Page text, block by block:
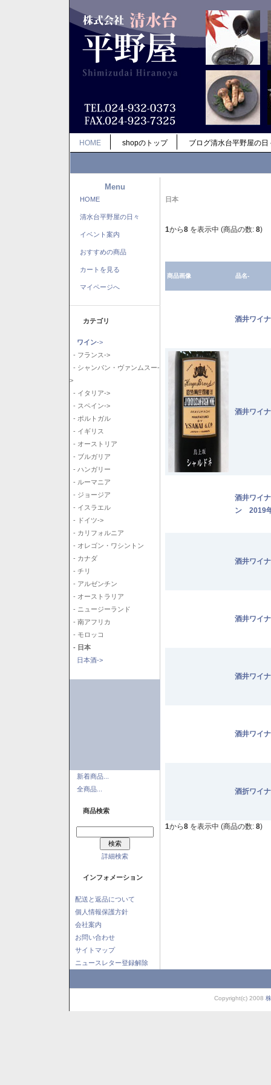
HOME shopのトップ ブログ清水台平野屋の日
Menu
HOME
清水台平野屋の日々
イベント案内
おすすめの商品
カートを見る
マイページへ
カテゴリ
ワイン->
- フランス->
- シャンパン・ヴァンムスー-
>
- イタリア->
- スペイン->
- ポルトガル
- イギリス
- オーストリア
- ブルガリア
- ハンガリー
- ルーマニア
- ジョージア
- イスラエル
- ドイツ->
- カリフォルニア
- オレゴン・ワシントン
- カナダ
- チリ
- アルゼンチン
- オーストラリア
- ニュージーランド
- 南アフリカ
- モロッコ
- 日本
日本酒->
新着商品...
全商品...
商品検索
詳細検索
インフォメーション
配送と返品について
個人情報保護方針
会社案内
お問い合わせ
サイトマップ
ニュースレター登録解除
日本
1から8 を表示中 (商品の数: 8)
商品画像 品名-
酒井ワイ
酒井ワイ
酒井ワイ
ン 2019
酒井ワイ
酒井ワイ
酒井ワイ
酒井ワイ
酒折ワイ
1から8 を表示中 (商品の数: 8)
Copyright(c) 2008